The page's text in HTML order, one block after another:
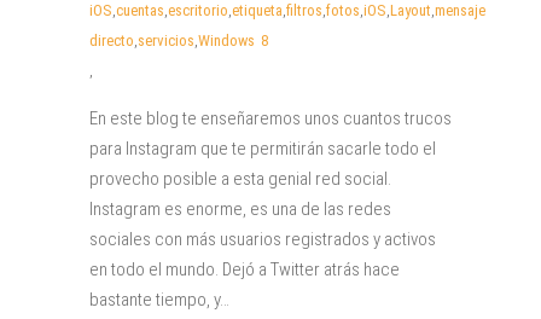
iOS,cuentas,escritorio,etiqueta,filtros,fotos,iOS,Layout,mensaje
directo,servicios,Windows 8
,
En este blog te enseñaremos unos cuantos trucos
para Instagram que te permitirán sacarle todo el
provecho posible a esta genial red social.
Instagram es enorme, es una de las redes
sociales con más usuarios registrados y activos
en todo el mundo. Dejó a Twitter atrás hace
bastante tiempo, y…